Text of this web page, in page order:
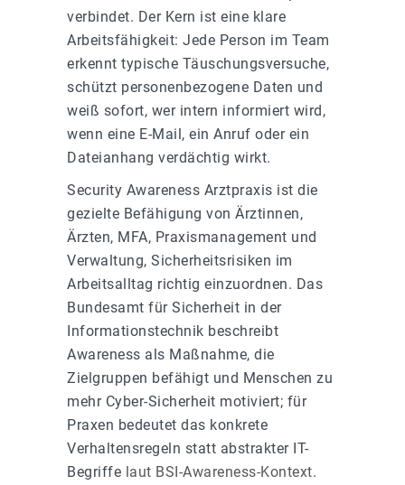
verbindet. Der Kern ist eine klare
Arbeitsfähigkeit: Jede Person im Team
erkennt typische Täuschungsversuche,
schützt personenbezogene Daten und
weiß sofort, wer intern informiert wird,
wenn eine E-Mail, ein Anruf oder ein
Dateianhang verdächtig wirkt.
Security Awareness Arztpraxis ist die
gezielte Befähigung von Ärztinnen,
Ärzten, MFA, Praxismanagement und
Verwaltung, Sicherheitsrisiken im
Arbeitsalltag richtig einzuordnen. Das
Bundesamt für Sicherheit in der
Informationstechnik beschreibt
Awareness als Maßnahme, die
Zielgruppen befähigt und Menschen zu
mehr Cyber-Sicherheit motiviert; für
Praxen bedeutet das konkrete
Verhaltensregeln statt abstrakter IT-
Begriffe laut BSI-Awareness-Kontext.